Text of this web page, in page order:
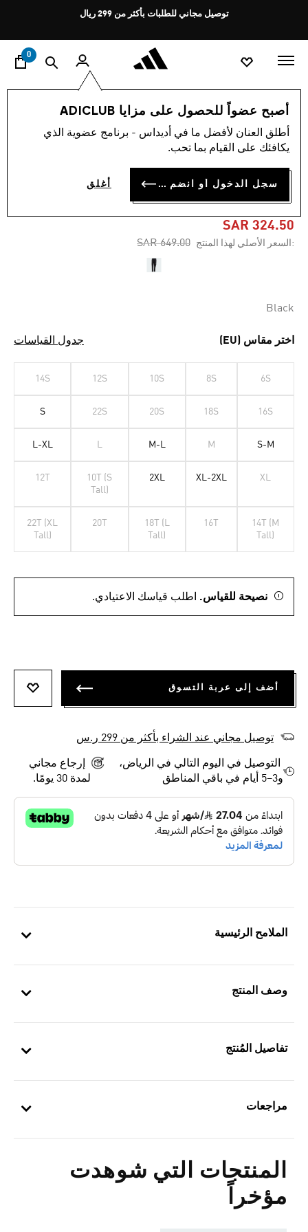
Pause
rotation
توصيل مجاني للطلبات بأكثر من 299 ريال
0
أصبح عضواً للحصول على مزايا ADICLUB
أطلق العنان لأفضل ما في أديداس - برنامج عضوية الذي
يكافئك على القيام بما تحب.
سجل الدخول أو انضم الآن أغلق
الملامح الرئيسية
وصف المنتج
تفاصيل المُنتج
مراجعات
المنتجات التي شوهدت
مؤخراً
النساء ملابس
-50%
4.6 (30)
بنطال TERREX UTILITAS
HIKING ZIP-OFF
SAR 324.50
:السعر الأصلي لهذا المنتج Price reduced from
SAR 649.00
to
Black
اختر مقاس (EU) جدول القياسات
6S
8S
10S
12S
14S
16S
18S
20S
22S
S
S-M
M
M-L
L
L-XL
XL
XL-2XL
2XL
10T (S
Tall)
12T
14T (M
Tall)
16T
18T (L
Tall)
20T
22T (XL
Tall)
نصيحة للقياس. اطلب قياسك الاعتيادي.
أضف إلى عربة التسوق
توصيل مجاني عند الشراء بأكثر من 299 ر.س
التوصيل في اليوم التالي في الرياض،
و3–5 أيام في باقي المناطق
إرجاع مجاني
لمدة 30 يومًا.